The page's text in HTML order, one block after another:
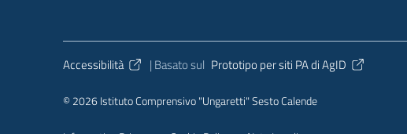
Sezione Link Utili
Accessibilità | Basato sul Prototipo per siti PA di AgID
© 2026 Istituto Comprensivo "Ungaretti" Sesto Calende